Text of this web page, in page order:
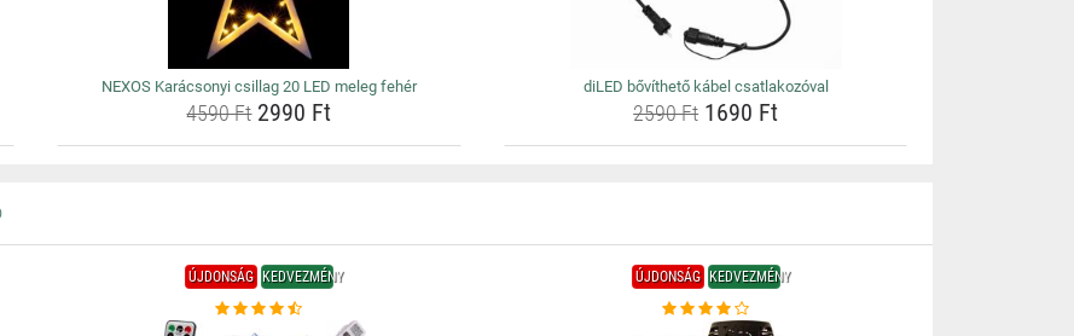
NEXOS Karácsonyi csillag 20 LED meleg fehér
4590 Ft2990 Ft
diLED bővíthető kábel csatlakozóval
2590 Ft 1690 Ft
ÚJDONSÁG KEDVEZMÉNY ÚJDONSÁG KEDVEZMÉNY